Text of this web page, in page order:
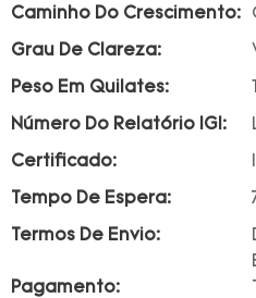
Caminho Do Crescimento:
Grau De Clareza:
Peso Em Quilates:
Número Do Relatório IGI:
Certificado:
Tempo De Espera:
Termos De Envio:
Pagamento: